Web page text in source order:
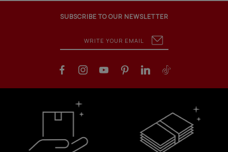
SUBSCRIBE TO OUR NEWSLETTER